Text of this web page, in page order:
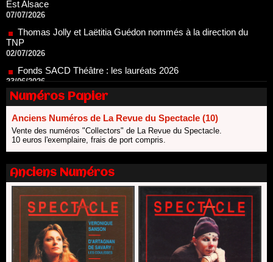
Thomas Jolly et Laëtitia Guédon nommés à la direction du
TNP
Fonds SACD Théâtre : les lauréats 2026
23/06/2026
Dispositif ARTCENA Écrire pour le cirque, les lauréats 2026 !
20/06/2026
Le palmarès des prix SACD 2026
Les 10 lauréats du Fonds Grandes Formes Théâtre 2026
SACD
Nomination de Nathalie Garraud et Olivier Saccomano à la
direction du Théâtre de Gennevilliers - CDN
13/06/2026
Dispositif SACD Auteurs d'espaces : les lauréats 2026
18/03/2026
Numéros Papier
Anciens Numéros de La Revue du Spectacle (10)
Vente des numéros "Collectors" de La Revue du Spectacle.
10 euros l'exemplaire, frais de port compris.
Anciens Numéros